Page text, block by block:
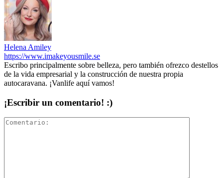
Helena Amiley
https://www.imakeyousmile.se
Escribo principalmente sobre belleza, pero también ofrezco destellos
de la vida empresarial y la construcción de nuestra propia
autocaravana. ¡Vanlife aquí vamos!
¡Escribir un comentario! :)